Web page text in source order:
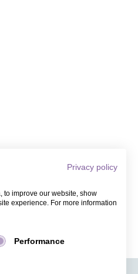
Privacy policy
to improve our website, show
experience. For more information
Performance